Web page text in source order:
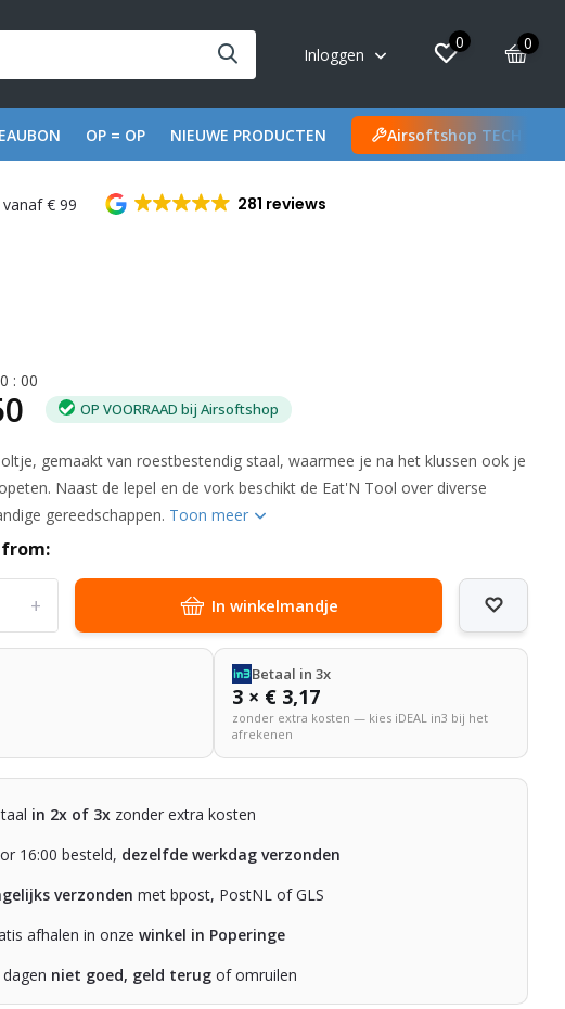
Inloggen
0 0
OP = OP NIEUWE PRODUCTEN Airsoftshop TECH
€ 99 281 reviews
0 :00
OP VOORRAAD bij Airsoftshop
gemaakt van roestbestendig staal, waarmee je na het klussen ook je
Naast de lepel en de vork beschikt de Eat'N Tool over diverse
gereedschappen. Toon meer
from:
+ In winkelmandje
Betaal in 3x
3 × € 3,17
zonder extra kosten — kies iDEAL in3 bij het
afrekenen
in 2x of 3x zonder extra kosten
16:00 besteld, dezelfde werkdag verzonden
verzonden met bpost, PostNL of GLS
afhalen in onzewinkel in Poperinge
dagen niet goed, geld terug of omruilen